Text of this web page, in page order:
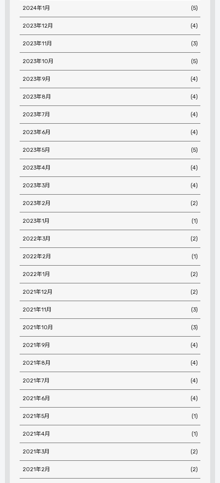
2024年1月 (5)
2023年12月 (4)
2023年11月 (3)
2023年10月 (5)
2023年9月 (4)
2023年8月 (4)
2023年7月 (4)
2023年6月 (4)
2023年5月 (5)
2023年4月 (4)
2023年3月 (4)
2023年2月 (2)
2023年1月 (1)
2022年3月 (2)
2022年2月 (1)
2022年1月 (2)
2021年12月 (2)
2021年11月 (3)
2021年10月 (3)
2021年9月 (4)
2021年8月 (4)
2021年7月 (4)
2021年6月 (4)
2021年5月 (1)
2021年4月 (1)
2021年3月 (2)
2021年2月 (2)